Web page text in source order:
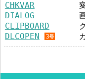
CHKVAR
DIALOG
CLIPBOARD
DLCOPEN